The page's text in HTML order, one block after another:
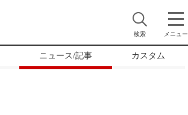
検索 メニュー
ニュース/記事 カスタム